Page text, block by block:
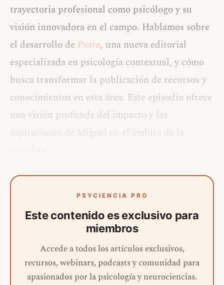
trayectoria profesional como psicólogo y su
visión innovadora en el campo. Hablamos sobre
el desarrollo de Psara, una nueva editorial
especializada en psicología contextual, y cómo
busca transformar la publicación de recursos y
conocimientos en esta área. Este episodio ofrece
una visión profunda del impacto y las
aspiraciones de Miguel en el ámbito de la
PSYCIENCIA PRO
Este contenido es exclusivo para
miembros
Accede a todos los artículos exclusivos,
recursos, webinars, podcasts y comunidad para
apasionados por la psicología y neurociencias.